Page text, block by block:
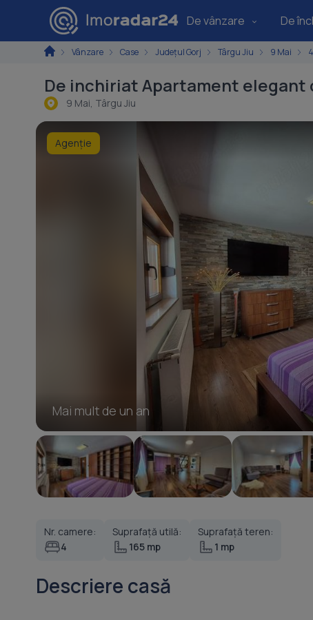
De vânzare De
Vânzare Case Județul Gorj Târgu Jiu 9 Mai
De inchiriat Apartament elegant
9 Mai, Târgu Jiu
Mai mult de un an
Agenție
Nr. camere:
4
Suprafață utilă:
165 mp
Suprafață teren:
1 mp
Descriere casă